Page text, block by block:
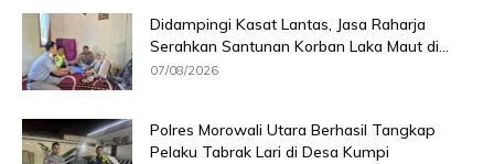
Didampingi Kasat Lantas, Jasa Raharja
Serahkan Santunan Korban Laka Maut di...
07/08/2026
Polres Morowali Utara Berhasil Tangkap
Pelaku Tabrak Lari di Desa Kumpi